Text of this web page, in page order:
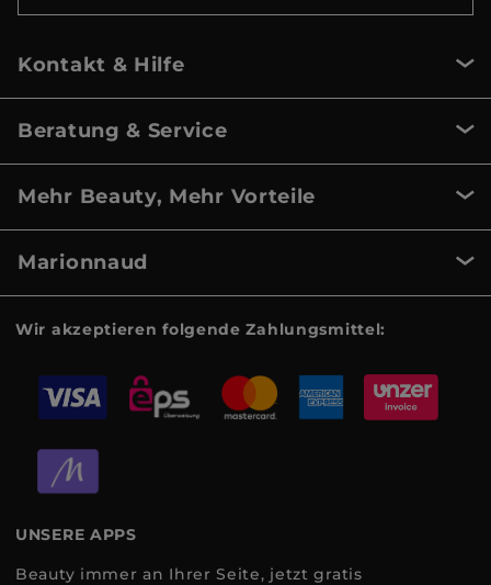
Kontakt & Hilfe
Beratung & Service
Mehr Beauty, Mehr Vorteile
Marionnaud
Wir akzeptieren folgende Zahlungsmittel:
UNSERE APPS
Beauty immer an Ihrer Seite, jetzt gratis